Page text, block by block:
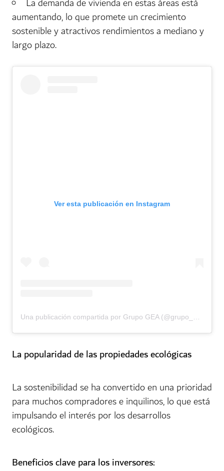
aumentando, lo que promete un crecimiento
sostenible y atractivos rendimientos a mediano y
largo plazo.
Ver esta publicación en Instagram
La popularidad de las propiedades ecológicas
La sostenibilidad se ha convertido en una prioridad
para muchos compradores e inquilinos, lo que está
impulsando el interés por los desarrollos
ecológicos.
Beneficios clave para los inversores: